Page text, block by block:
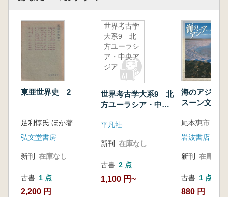
東亜世界史 2
足利惇氏 ほか著
弘文堂書房
新刊 在庫なし
古書 1 点
2,200 円
世界考古学
大系9 北
方ユーラシ
ア・中央ア
ジア
世界考古学大系9 北
方ユーラシア・中央
平凡社
新刊 在庫なし
古書 2 点
1,100 円~
海のアジア
スーン文化圏
尾本惠市 ほ
岩波書店
新刊 在庫なし
古書 1 点
880 円